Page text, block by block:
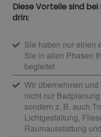
Diese Vorteile sind
drin:
Sie haben nur einen
Sie in allen Phasen
begleitet
Wir übernehmen
nicht nur
sondern z. B. auch
Lichtgestaltung,
Raumausstattung